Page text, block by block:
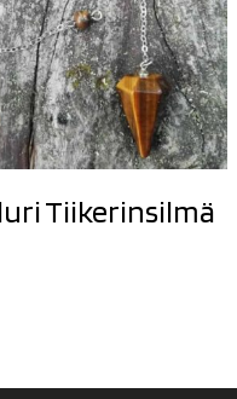
Tiikerinsilmä